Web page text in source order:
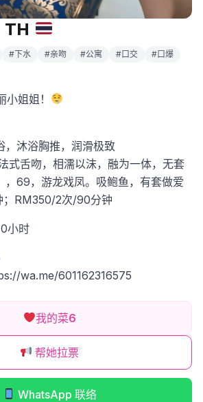
TH
#下水 #亲吻 #公寓 #口交
#口爆
姐姐！
，沐浴胸推，润滑极致
式舌吻，相濡以沫，融为一体，无套
，69，游龙戏凤。吸鲍鱼，有套做爱
RM350/2次/90分钟
小时
wa.me/601162316575
我的菜6
帮她拉票
WhatsApp 联络